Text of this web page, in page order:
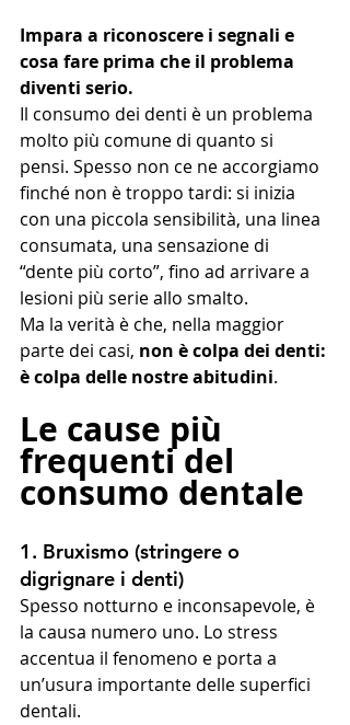
Impara a riconoscere i segnali e
cosa fare prima che il problema
diventi serio.
Il consumo dei denti è un problema
molto più comune di quanto si
pensi. Spesso non ce ne accorgiamo
finché non è troppo tardi: si inizia
con una piccola sensibilità, una linea
consumata, una sensazione di
“dente più corto”, fino ad arrivare a
lesioni più serie allo smalto.
Ma la verità è che, nella maggior
parte dei casi, non è colpa dei denti:
è colpa delle nostre abitudini.
Le cause più
frequenti del
consumo dentale
1. Bruxismo (stringere o
digrignare i denti)
Spesso notturno e inconsapevole, è
la causa numero uno. Lo stress
accentua il fenomeno e porta a
un’usura importante delle superfici
dentali.